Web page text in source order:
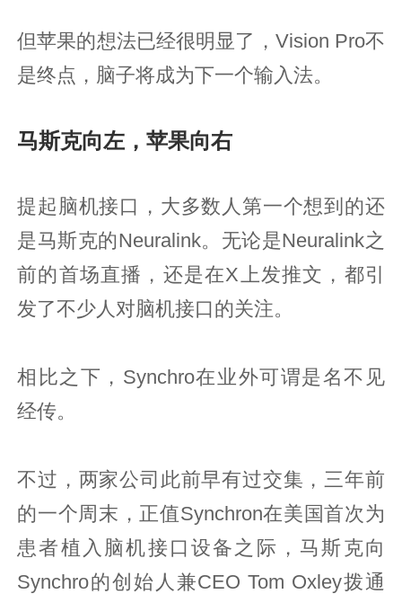
但苹果的想法已经很明显了，Vision Pro不
是终点，脑子将成为下一个输入法。
马斯克向左，苹果向右
提起脑机接口，大多数人第一个想到的还
是马斯克的Neuralink。无论是Neuralink之
前的首场直播，还是在X上发推文，都引
发了不少人对脑机接口的关注。
相比之下，Synchro在业外可谓是名不见
经传。
不过，两家公司此前早有过交集，三年前
的一个周末，正值Synchron在美国首次为
患者植入脑机接口设备之际，马斯克向
Synchro的创始人兼CEO Tom Oxley拨通